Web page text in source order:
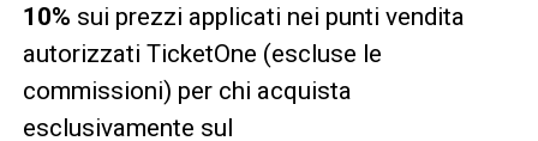
10% sui prezzi applicati nei punti vendita
autorizzati TicketOne (escluse le
commissioni) per chi acquista
esclusivamente sul